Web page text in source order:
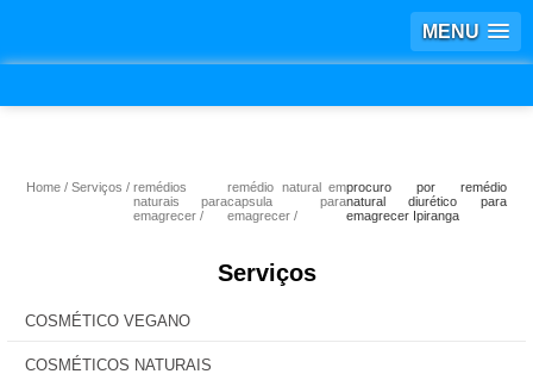
MENU
Home Serviços
remédios
naturais para
emagrecer
remédio natural em
capsula para
emagrecer
procuro por remédio
natural diurético para
emagrecer Ipiranga
Serviços
COSMÉTICO VEGANO
COSMÉTICOS NATURAIS